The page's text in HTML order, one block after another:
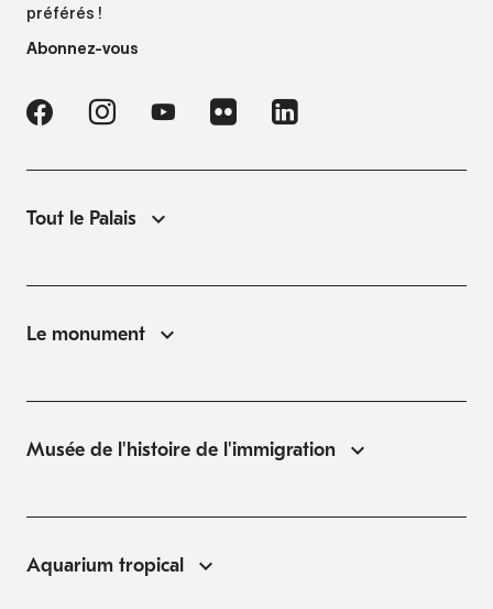
préférés !
Abonnez-vous
Tout le Palais
Le monument
Musée de l'histoire de l'immigration
Aquarium tropical